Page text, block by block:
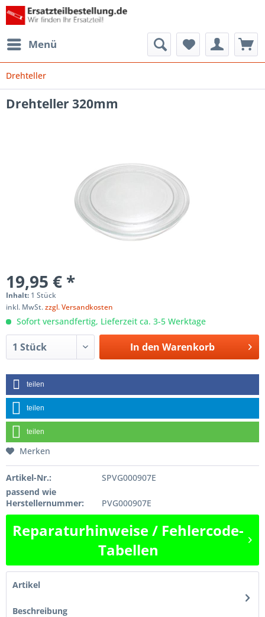
Menü
Drehteller
Drehteller 320mm
19,95 € *
Inhalt: 1 Stück
inkl. MwSt.zzgl. Versandkosten
Sofort versandfertig, Lieferzeit ca. 3-5 Werktage
In den Warenkorb
teilen
teilen
teilen
Merken
Artikel-Nr.:
SPVG000907E
passend wie
Herstellernummer:
PVG000907E
Reparaturhinweise / Fehlercode-
Tabellen
Artikel
Beschreibung